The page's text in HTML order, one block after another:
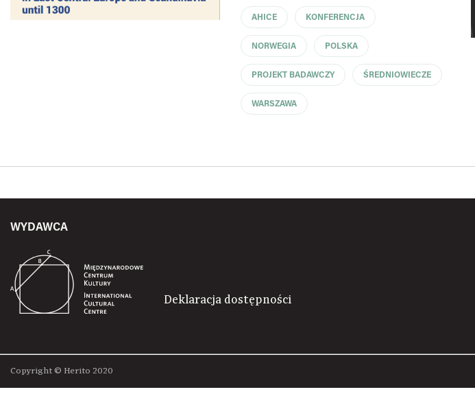
AHICE KONFERENCJA
NORWEGIA POLSKA
PROJEKT BADAWCZY ŚREDNIOWIECZE
WARSZAWA
WYDAWCA
Deklaracja dostępności
Copyright © Herito 2020